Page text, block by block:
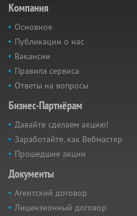
Компания
Основное
Публикации о нас
Вакансии
Правила сервиса
Ответы на вопросы
Бизнес-Партнёрам
Давайте сделаем акцию!
Заработайте, как Вебмастер
Прошедшие акции
Документы
Агентский договор
Лицензионный договор